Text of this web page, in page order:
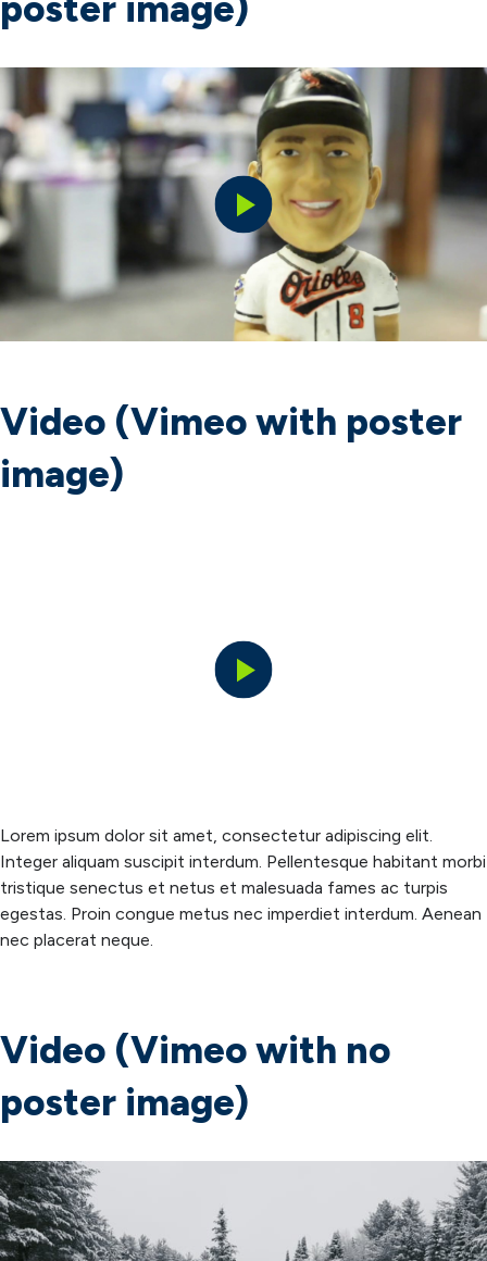
Play
Video
Video (Vimeo with poster
image)
Video
Lorem ipsum dolor sit amet, consectetur adipiscing elit.
Integer aliquam suscipit interdum. Pellentesque habitant morbi
tristique senectus et netus et malesuada fames ac turpis
egestas. Proin congue metus nec imperdiet interdum. Aenean
nec placerat neque.
Video (Vimeo with no
poster image)